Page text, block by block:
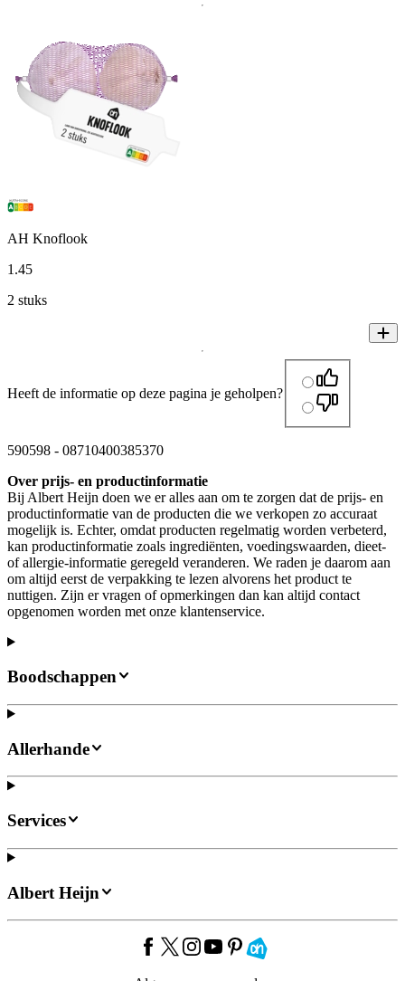
AH Knoflook
1 .45
2 stuks
Heeft de informatie op deze pagina je geholpen?
590598 - 08710400385370
Over prijs- en productinformatie
Bij Albert Heijn doen we er alles aan om te zorgen dat de prijs- en
productinformatie van de producten die we verkopen zo accuraat
mogelijk is. Echter, omdat producten regelmatig worden verbeterd,
kan productinformatie zoals ingrediënten, voedingswaarden, dieet-
of allergie-informatie geregeld veranderen. We raden je daarom aan
om altijd eerst de verpakking te lezen alvorens het product te
nuttigen. Zijn er vragen of opmerkingen dan kan altijd contact
opgenomen worden met onze klantenservice.
Boodschappen
Allerhande
Services
Albert Heijn